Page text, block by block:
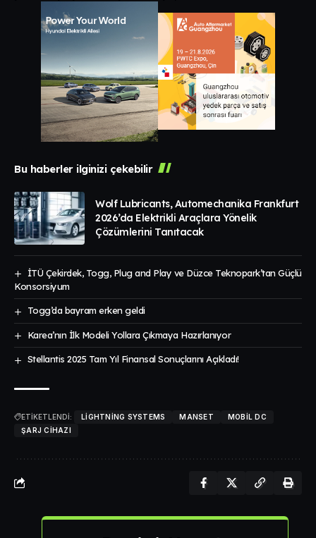
Bu haberler ilginizi çekebilir
Wolf Lubricants, Automechanika Frankfurt
2026’da Elektrikli Araçlara Yönelik
Çözümlerini Tanıtacak
İTÜ Çekirdek, Togg, Plug and Play ve Düzce Teknopark’tan Güçlü
Konsorsiyum
Togg’da bayram erken geldi
Karea’nın İlk Modeli Yollara Çıkmaya Hazırlanıyor
Stellantis 2025 Tam Yıl Finansal Sonuçlarını Açıkladı!
ETİKETLENDİ: LIGHTNING SYSTEMS MANSET
MOBIL DC
ŞARJ CIHAZI